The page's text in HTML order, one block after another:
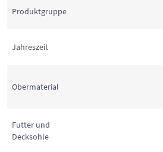
Produktgruppe
Jahreszeit
Obermaterial
Futter und
Decksohle